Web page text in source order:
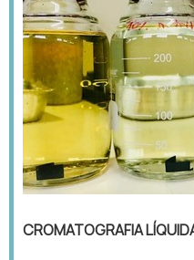
CROMATOGRAFIA